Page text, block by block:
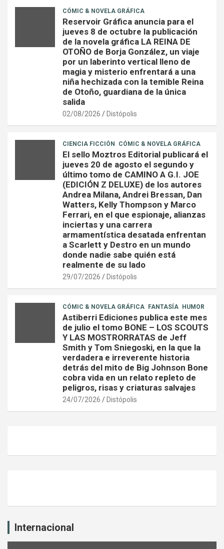
CÓMIC & NOVELA GRÁFICA
Reservoir Gráfica anuncia para el
jueves 8 de octubre la publicación
de la novela gráfica LA REINA DE
OTOÑO de Borja González, un viaje
por un laberinto vertical lleno de
magia y misterio enfrentará a una
niña hechizada con la temible Reina
de Otoño, guardiana de la única
salida
02/08/2026 Distópolis
CIENCIA FICCIÓN CÓMIC & NOVELA GRÁFICA
El sello Moztros Editorial publicará el
jueves 20 de agosto el segundo y
último tomo de CAMINO A G.I. JOE
(EDICIÓN Z DELUXE) de los autores
Andrea Milana, Andrei Bressan, Dan
Watters, Kelly Thompson y Marco
Ferrari, en el que espionaje, alianzas
inciertas y una carrera
armamentística desatada enfrentan
a Scarlett y Destro en un mundo
donde nadie sabe quién está
realmente de su lado
29/07/2026 Distópolis
CÓMIC & NOVELA GRÁFICA FANTASÍA HUMOR
Astiberri Ediciones publica este mes
de julio el tomo BONE – LOS SCOUTS
Y LAS MOSTRORRATAS de Jeff
Smith y Tom Sniegoski, en la que la
verdadera e irreverente historia
detrás del mito de Big Johnson Bone
cobra vida en un relato repleto de
peligros, risas y criaturas salvajes
24/07/2026 Distópolis
Internacional